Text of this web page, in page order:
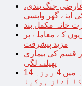
عارضی جنگ بندی،
اپنے گھر واپسی
خانہ مکمل بند
کے معاملے پر
مزید پیشرفت
قسم کی بیماری
پھیلنے لگی
14 ہزار فلسطینیوں کی شہادت کے بعد غزہ میں 4 روزہ
آغاز ہوگیا